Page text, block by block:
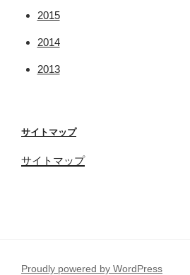
2015
2014
2013
サイトマップ
サイトマップ
Proudly powered by WordPress